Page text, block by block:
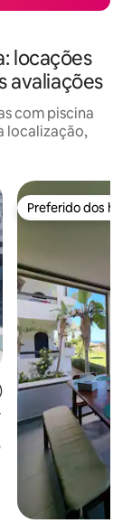
locações
avaliações
com piscina
localização,
avaliação média de
Preferido dos
Preferido dos